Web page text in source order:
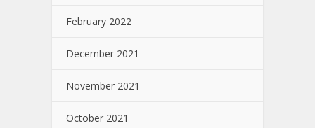
February 2022
December 2021
November 2021
October 2021